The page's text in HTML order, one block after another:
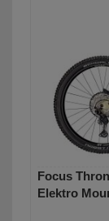
Focus
Elektro